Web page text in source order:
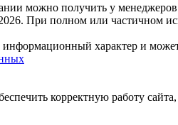
можно получить у менеджеров
При полном или частичном
характер и
корректную работу